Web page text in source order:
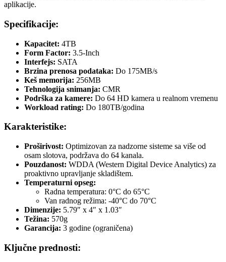
aplikacije.
Specifikacije:
Kapacitet: 4TB
Form Factor: 3.5-Inch
Interfejs: SATA
Brzina prenosa podataka: Do 175MB/s
Keš memorija: 256MB
Tehnologija snimanja: CMR
Podrška za kamere: Do 64 HD kamera u realnom vremenu
Workload rating: Do 180TB/godina
Karakteristike:
Proširivost: Optimizovan za nadzorne sisteme sa više od
osam slotova, podržava do 64 kanala.
Pouzdanost: WDDA (Western Digital Device Analytics) za
proaktivno upravljanje skladištem.
Temperaturni opseg:
Radna temperatura: 0°C do 65°C
Van radnog režima: -40°C do 70°C
Dimenzije: 5.79″ x 4″ x 1.03″
Težina: 570g
Garancija: 3 godine (ograničena)
Ključne prednosti: